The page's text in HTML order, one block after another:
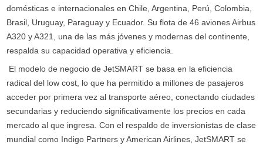
domésticas e internacionales en Chile, Argentina, Perú, Colombia,
Brasil, Uruguay, Paraguay y Ecuador. Su flota de 46 aviones Airbus
A320 y A321, una de las más jóvenes y modernas del continente,
respalda su capacidad operativa y eficiencia.
El modelo de negocio de JetSMART se basa en la eficiencia
radical del low cost, lo que ha permitido a millones de pasajeros
acceder por primera vez al transporte aéreo, conectando ciudades
secundarias y reduciendo significativamente los precios en cada
mercado al que ingresa. Con el respaldo de inversionistas de clase
mundial como Indigo Partners y American Airlines, JetSMART se